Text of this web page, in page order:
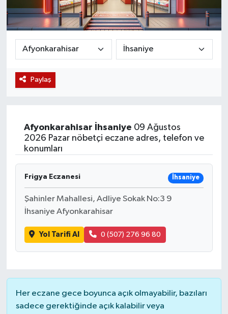
Paylaş
Afyonkarahisar İhsaniye 09 Ağustos
2026 Pazar nöbetçi eczane adres, telefon ve
konumları
Frigya Eczanesi İhsaniye
Şahinler Mahallesi, Adliye Sokak No:3 9
İhsaniye Afyonkarahisar
Yol Tarifi Al 0 (507) 276 96 80
Her eczane gece boyunca açık olmayabilir, bazıları
sadece gerektiğinde açık kalabilir veya
Magazin
Etkinlikler